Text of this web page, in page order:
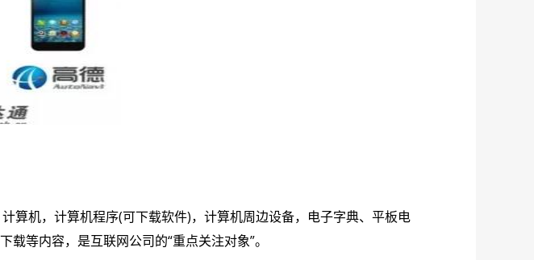
算机，计算机程序(可下载软件)，计算机周边设备，电子字典、平板电
等内容，是互联网公司的“重点关注对象”。